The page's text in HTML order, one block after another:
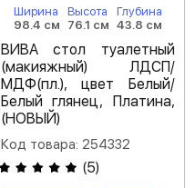
Ширина
98.4 см
Высота
76.1 см
Глубина
43.8 см
ВИВА стол туалетный
(макияжный) ЛДСП/
МДФ(пл.), цвет Белый/
Белый глянец, Платина,
(НОВЫЙ)
Код товара: 254332
(5)